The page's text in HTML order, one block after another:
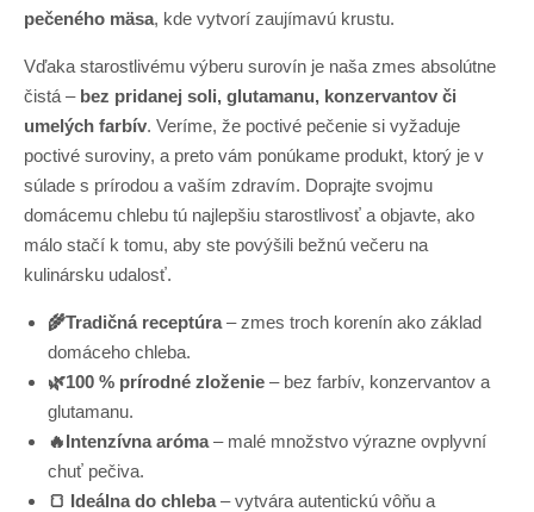
pečeného mäsa, kde vytvorí zaujímavú krustu.
Vďaka starostlivému výberu surovín je naša zmes absolútne
čistá – bez pridanej soli, glutamanu, konzervantov či
umelých farbív. Veríme, že poctivé pečenie si vyžaduje
poctivé suroviny, a preto vám ponúkame produkt, ktorý je v
súlade s prírodou a vaším zdravím. Doprajte svojmu
domácemu chlebu tú najlepšiu starostlivosť a objavte, ako
málo stačí k tomu, aby ste povýšili bežnú večeru na
kulinársku udalosť.
🌾Tradičná receptúra– zmes troch korenín ako základ
domáceho chleba.
🌿100 % prírodné zloženie – bez farbív, konzervantov a
glutamanu.
🔥Intenzívna aróma– malé množstvo výrazne ovplyvní
chuť pečiva.
🍞 Ideálna do chleba– vytvára autentickú vôňu a